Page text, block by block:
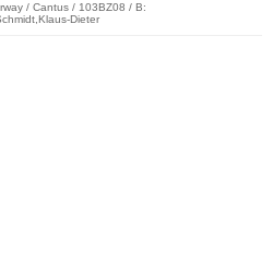
/ Cantus / 103BZ08 / B:
Dieter